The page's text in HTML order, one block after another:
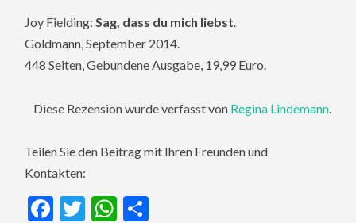
Joy Fielding:Sag, dass du mich liebst.
Goldmann, September 2014.
448 Seiten, Gebundene Ausgabe, 19,99 Euro.
Diese Rezension wurde verfasst von Regina Lindemann.
Teilen Sie den Beitrag mit Ihren Freunden und
Kontakten:
Facebook
TwitterWhatsApp